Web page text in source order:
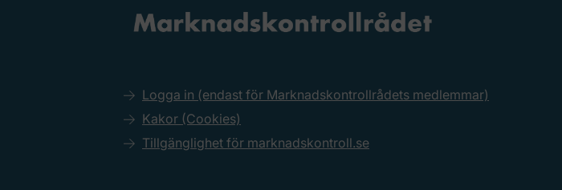
Logga in (endast för Marknadskontrollrådets medlemmar)
Kakor (Cookies)
Tillgänglighet för marknadskontroll.se